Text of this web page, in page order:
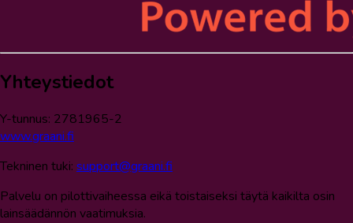
Yhteystiedot
Y-tunnus: 2781965-2
www.graani.fi
Tekninen tuki: support@graani.fi
Palvelu on pilottivaiheessa eikä toistaiseksi täytä kaikilta osin
lainsäädännön vaatimuksia.